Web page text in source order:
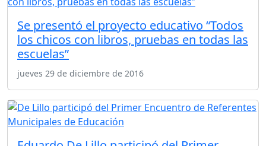
Se presentó el proyecto educativo “Todos
los chicos con libros, pruebas en todas las
escuelas”
jueves 29 de diciembre de 2016